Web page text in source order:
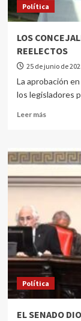
Política
LOS
REELECTOS
25 de junio de
La aprobación
los legisladores
Leer más
Política
EL SENADO